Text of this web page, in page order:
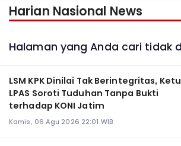
Harian Nasional News
Halaman yang Anda cari tidak
LSM KPK Dinilai Tak Berintegritas,
LPAS Soroti Tuduhan Tanpa Bukti
terhadap KONI Jatim
Kamis, 06 Agu 2026 22:01 WIB